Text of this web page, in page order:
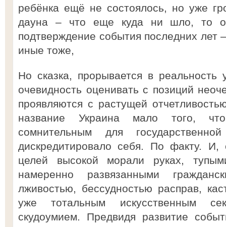
ребёнка ещё не состоялось, но уже
дауна – что еще куда ни шло, то
подтверждение события последних
иные тоже,
Но сказка, прорывается в реальность
очевидность оценивать с позиций
проявляются с растущей
название Украина мало того, что
сомнительным для
дискредитировало себя. По факту.
целей высокой морали руках,
намеренно развязанными
лживостью, бессудностью расправ,
уже тотальным искусственным
скудоумием. Предвидя развитие